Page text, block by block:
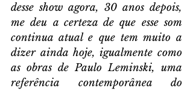
desse show agora, 30 anos depois,
me deu a certeza de que esse som
continua atual e que tem muito a
dizer ainda hoje, igualmente como
as obras de Paulo Leminski, uma
referência contemporânea do